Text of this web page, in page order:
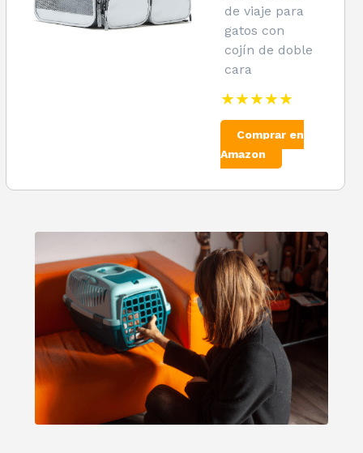
de viaje para
gatos con
cojín de doble
cara
★★★★★
Comprar en
Amazon